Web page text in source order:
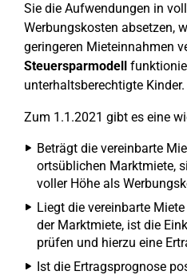
Sie die Aufwendungen in
Werbungskosten absetzen,
geringeren Mieteinnahmen
Steuersparmodell
unterhaltsberechtigte Kinder.
Zum 1.1.2021 gibt es eine
Beträgt die vereinbarte
ortsüblichen Marktmiete,
voller Höhe als
Liegt die vereinbarte
der Marktmiete, ist die
prüfen und hierzu eine
Ist die Ertragsprognose